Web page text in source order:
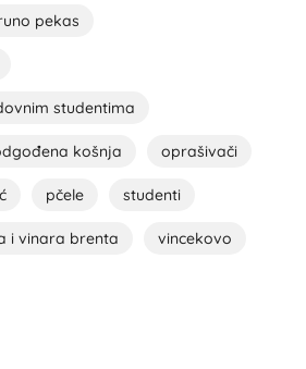
pekas
studentima
košnja oprašivači
pčele studenti
i vinara brenta vincekovo